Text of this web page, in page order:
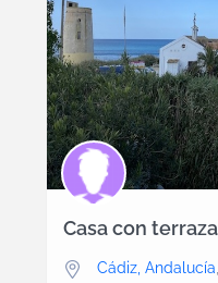
Casa con
Cádiz, Andalucía